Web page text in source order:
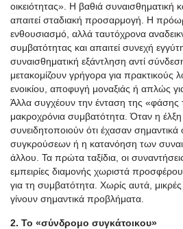
οικειότητας». Η βαθιά συναισθηματική
απαιτεί σταδιακή προσαρμογή. Η
ενθουσιασμό, αλλά ταυτόχρονα
συμβατότητας και απαιτεί συνεχή
συναισθηματική εξάντληση αντί
μετακομίζουν γρήγορα για πρακτικούς
ενοικίου, αποφυγή μοναξιάς ή απλώς
Άλλα συγχέουν την ένταση της «φάσης
μακροχρόνια συμβατότητα. Όταν η έλξη
συνειδητοποιούν ότι έχασαν
συγκρούσεων ή η κατανόηση των
άλλου. Τα πρώτα ταξίδια, οι συναντήσεις
εμπειρίες διαμονής χωριστά
για τη συμβατότητα. Χωρίς αυτά,
γίνουν σημαντικά προβλήματα.
2. Το «σύνδρομο συγκάτοικου»